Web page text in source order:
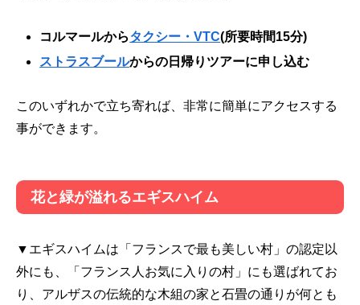
コルマールからタクシー・VTC(所要時間15分)
ストラスブールからの日帰りツアーに申し込む
このいずれかで立ち寄れば、非常に簡単にアクセスする
事ができます。
花と緑が溢れるエギスハイム
▼エギスハイムは「フランスで最も美しい村」の認定以
外にも、「フランス人お気に入りの村」にも選ばれてお
り、アルザスの伝統的な木組の家と石畳の通りが何とも